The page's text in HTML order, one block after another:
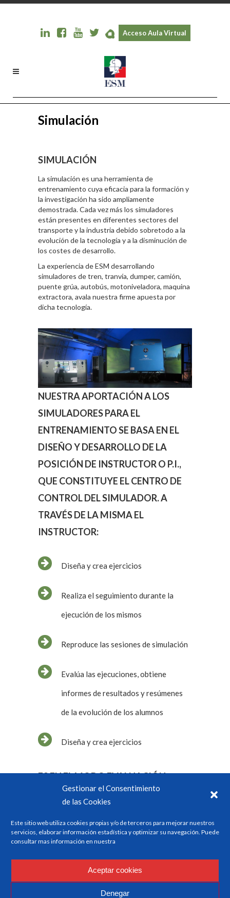
Gestionar el Consentimiento
de las Cookies
Este sitio web utiliza cookies propias y/o de terceros para mejorar nuestros
servicios, elaborar información estadística y optimizar su navegación. Puede
consultar mas información en nuestra
Aceptar cookies
Denegar
Acceso Aula Virtual
Simulación
SIMULACIÓN
La simulación es una herramienta de
entrenamiento cuya eficacia para la formación y
la investigación ha sido ampliamente
demostrada. Cada vez más los simuladores
están presentes en diferentes sectores del
transporte y la industria debido sobretodo a la
evolución de la tecnología y a la disminución de
los costes de desarrollo.
La experiencia de ESM desarrollando
simuladores de tren, tranvía, dumper, camión,
puente grúa, autobús, motoniveladora, maquina
extractora, avala nuestra firme apuesta por
dicha tecnología.
NUESTRA APORTACIÓN A LOS
SIMULADORES PARA EL
ENTRENAMIENTO SE BASA EN EL
DISEÑO Y DESARROLLO DE LA
POSICIÓN DE INSTRUCTOR O P.I.,
QUE CONSTITUYE EL CENTRO DE
CONTROL DEL SIMULADOR. A
TRAVÉS DE LA MISMA EL
INSTRUCTOR:
Diseña y crea ejercicios
Realiza el seguimiento durante la
ejecución de los mismos
Reproduce las sesiones de simulación
Evalúa las ejecuciones, obtiene
informes de resultados y resúmenes
de la evolución de los alumnos
Diseña y crea ejercicios
ES EN EL MODO EVALUACIÓN
DONDE ESM INTEGRA:
El Factor Humano como elemento
clave para la fiabilidad de las
organizaciones, por tanto como
elemento clave para la seguridad y la